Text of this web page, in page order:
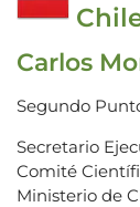
Carlos
Segundo
Secretario
Comité
Ministerio de